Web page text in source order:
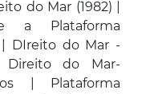
do Mar (1982) |
a Plataforma
| DIreito do Mar -
Direito do Mar-
| Plataforma